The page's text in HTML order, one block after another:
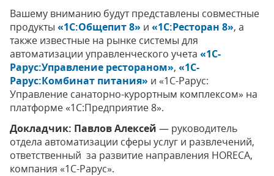
Вашему вниманию будут представлены совместные
продукты «1С:Общепит 8» и «1С:Ресторан 8», а
также известные на рынке системы для
автоматизации управленческого учета «1С-
Рарус:Управление рестораном», «1С-
Рарус:Комбинат питания» и «1С-Рарус:
Управление санаторно-курортным комплексом» на
платформе «1С:Предприятие 8».
Докладчик: Павлов Алексей — руководитель
отдела автоматизации сферы услуг и развлечений,
ответственный за развитие направления HORECA,
компания «1С-Рарус».